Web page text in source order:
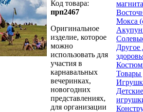
Код товара:
прп2467
Оригинальное
изделие, которое
можно
использовать для
участия в
карнавальных
вечеринках,
новогодних
представлениях,
для организации
Мокса
Другое
Товары